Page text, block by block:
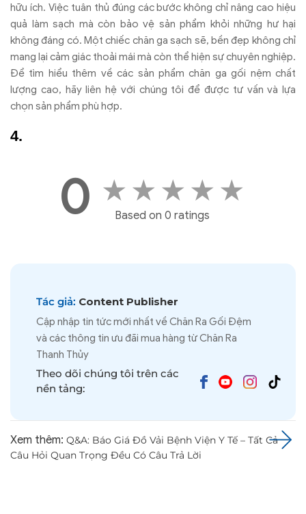
hữu ích. Việc tuân thủ đúng các bước không chỉ nâng cao hiệu
quả làm sạch mà còn bảo vệ sản phẩm khỏi những hư hại
khôngđáng có. Một chiếc chăn ga sạch sẽ, bềnđẹp không chỉ
mang lại cảm giác thoải mái mà còn thể hiện sự chuyên nghiệp.
Để tìm hiểu thêm về các sản phẩm chăn ga gối nệm chất
lượng cao, hãy liên hệ với chúng tôiđể được tư vấn và lựa
chọn sản phẩm phù hợp.
0 ★ ★ ★ ★ ★
Based on 0 ratings
Tác giả: Content Publisher
Cập nhập tin tức mới nhất về Chăn Ra Gối Đệm
và các thông tin ưu đãi mua hàng từ Chăn Ra
Thanh Thủy
Theo dõi chúng tôi trên các
nền tảng:
Xem thêm: Q&A: Báo Giá Đồ Vải Bệnh Viện Y Tế – Tất Cả
Câu Hỏi Quan Trọng Đều Có Câu Trả Lời